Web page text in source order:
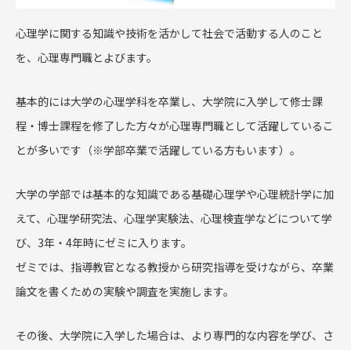
心理学に関する知識や技術を活かして社会で活動する人のこと
を、心理専門職とよびます。
基本的には大学の心理学科を卒業し、大学院に入学して修士課
程・博士課程を修了した方々が心理専門職として活躍しているこ
とが多いです（※学部卒業で活躍している方もいます）。
大学の学部では基本的な知識である基礎心理学や心理統計学に加
えて、心理学研究法、心理学実験法、心理検査学などについて学
び、3年・4年時にゼミに入ります。
ゼミでは、指導教官となる教授から研究指導を受けながら、卒業
論文を書くための実験や調査を実施します。
その後、大学院に入学した場合は、より専門的な内容を学び、さ